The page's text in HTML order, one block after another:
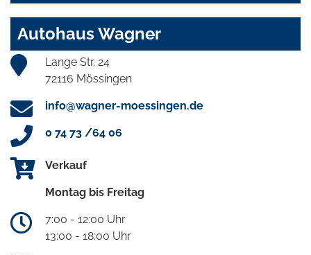
Autohaus Wagner
Lange Str. 24
72116 Mössingen
info@wagner-moessingen.de
0 74 73 /64 06
Verkauf
Montag bis Freitag
7:00 - 12:00 Uhr
13:00 - 18:00 Uhr